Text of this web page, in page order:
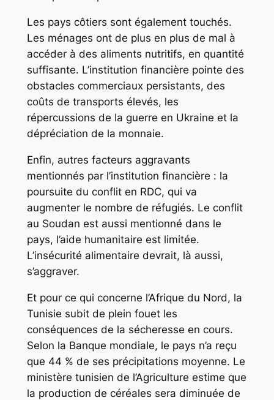
Les pays côtiers sont également touchés.
Les ménages ont de plus en plus de mal à
accéder à des aliments nutritifs, en quantité
suffisante. L’institution financière pointe des
obstacles commerciaux persistants, des
coûts de transports élevés, les
répercussions de la guerre en Ukraine et la
dépréciation de la monnaie.
Enfin, autres facteurs aggravants
mentionnés par l’institution financière : la
poursuite du conflit en RDC, qui va
augmenter le nombre de réfugiés. Le conflit
au Soudan est aussi mentionné dans le
pays, l’aide humanitaire est limitée.
L’insécurité alimentaire devrait, là aussi,
s’aggraver.
Et pour ce qui concerne l’Afrique du Nord, la
Tunisie subit de plein fouet les
conséquences de la sécheresse en cours.
Selon la Banque mondiale, le pays n’a reçu
que 44 % de ses précipitations moyenne. Le
ministère tunisien de l’Agriculture estime que
la production de céréales sera diminuée de